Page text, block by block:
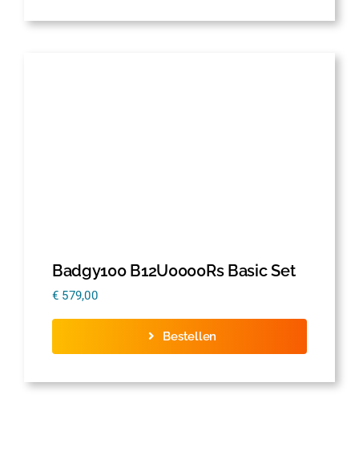
Badgy100 B12U0000Rs Basic Set
€ 579,00
Bestellen